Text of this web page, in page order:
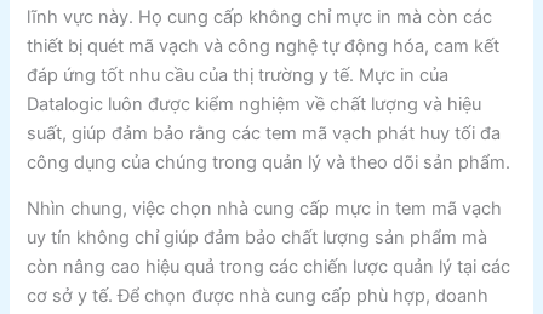
lĩnh vực này. Họ cung cấp không chỉ mực in mà còn các
thiết bị quét mã vạch và công nghệ tự động hóa, cam kết
đáp ứng tốt nhu cầu của thị trường y tế. Mực in của
Datalogic luôn được kiểm nghiệm về chất lượng và hiệu
suất, giúp đảm bảo rằng các tem mã vạch phát huy tối đa
công dụng của chúng trong quản lý và theo dõi sản phẩm.
Nhìn chung, việc chọn nhà cung cấp mực in tem mã vạch
uy tín không chỉ giúp đảm bảo chất lượng sản phẩm mà
còn nâng cao hiệu quả trong các chiến lược quản lý tại các
cơ sở y tế. Để chọn được nhà cung cấp phù hợp, doanh